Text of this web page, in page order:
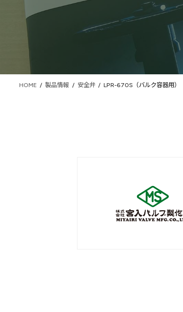
HOME 製品情報 安全弁 LPR-670S（バルク容器用）